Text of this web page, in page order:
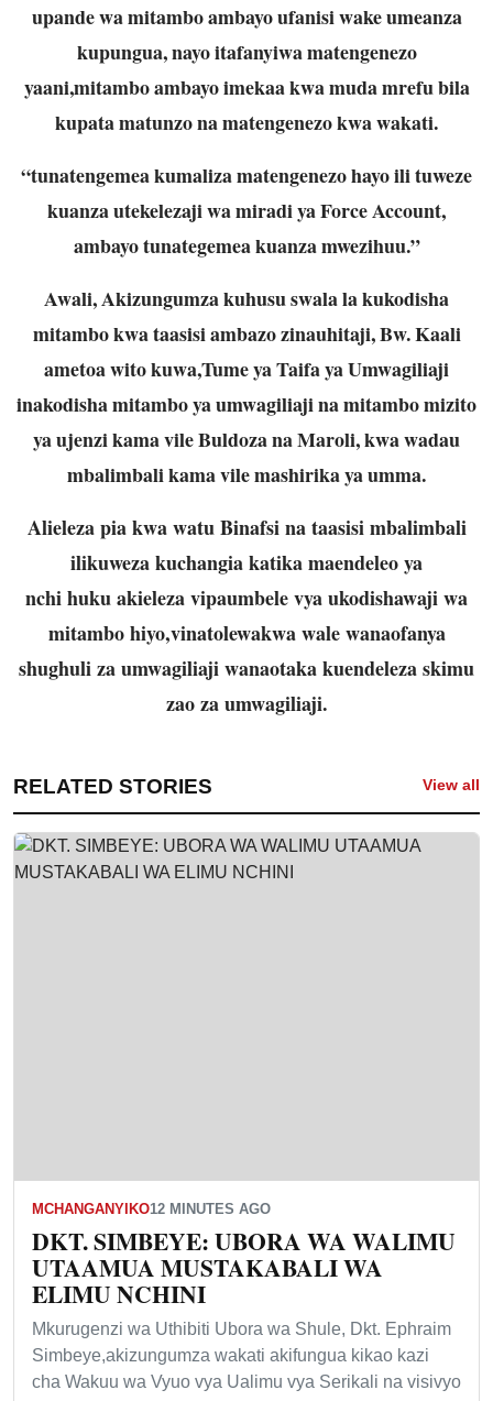
upande wa mitambo ambayo ufanisi wake umeanza
kupungua, nayo itafanyiwa matengenezo
yaani,mitambo ambayo imekaa kwa muda mrefu bila
kupata matunzo na matengenezo kwa wakati.
“tunatengemea kumaliza matengenezo hayo ili tuweze
kuanza utekelezaji wa miradi ya Force Account,
ambayo tunategemea kuanza mwezihuu.”
Awali, Akizungumza kuhusu swala la kukodisha
mitambo kwa taasisi ambazo zinauhitaji, Bw. Kaali
ametoa wito kuwa,Tume ya Taifa ya Umwagiliaji
inakodisha mitambo ya umwagiliaji na mitambo mizito
ya ujenzi kama vile Buldoza na Maroli, kwa wadau
mbalimbali kama vile mashirika ya umma.
Alieleza pia kwa watu Binafsi na taasisi mbalimbali
ilikuweza kuchangia katika maendeleo ya
nchi huku akieleza vipaumbele vya ukodishawaji wa
mitambo hiyo,vinatolewakwa wale wanaofanya
shughuli za umwagiliaji wanaotaka kuendeleza skimu
zao za umwagiliaji.
RELATED STORIES View all
MCHANGANYIKO12 MINUTES AGO
DKT. SIMBEYE: UBORA WA WALIMU
UTAAMUA MUSTAKABALI WA
ELIMU NCHINI
Mkurugenzi wa Uthibiti Ubora wa Shule, Dkt. Ephraim
Simbeye,akizungumza wakati akifungua kikao kazi
cha Wakuu wa Vyuo vya Ualimu vya Serikali na visivyo